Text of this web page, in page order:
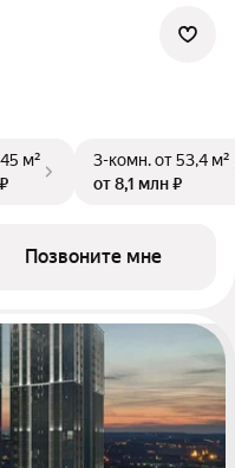
м²
3-комн.от 53,4 м²
от 8,1 млн ₽
Позвоните мне